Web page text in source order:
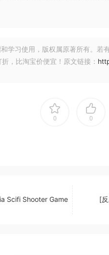
any other copyrighted or
学习使用，版权属原著所有。
，比淘宝价便宜！原文链接：
0 0
Scifi Shooter Game
[